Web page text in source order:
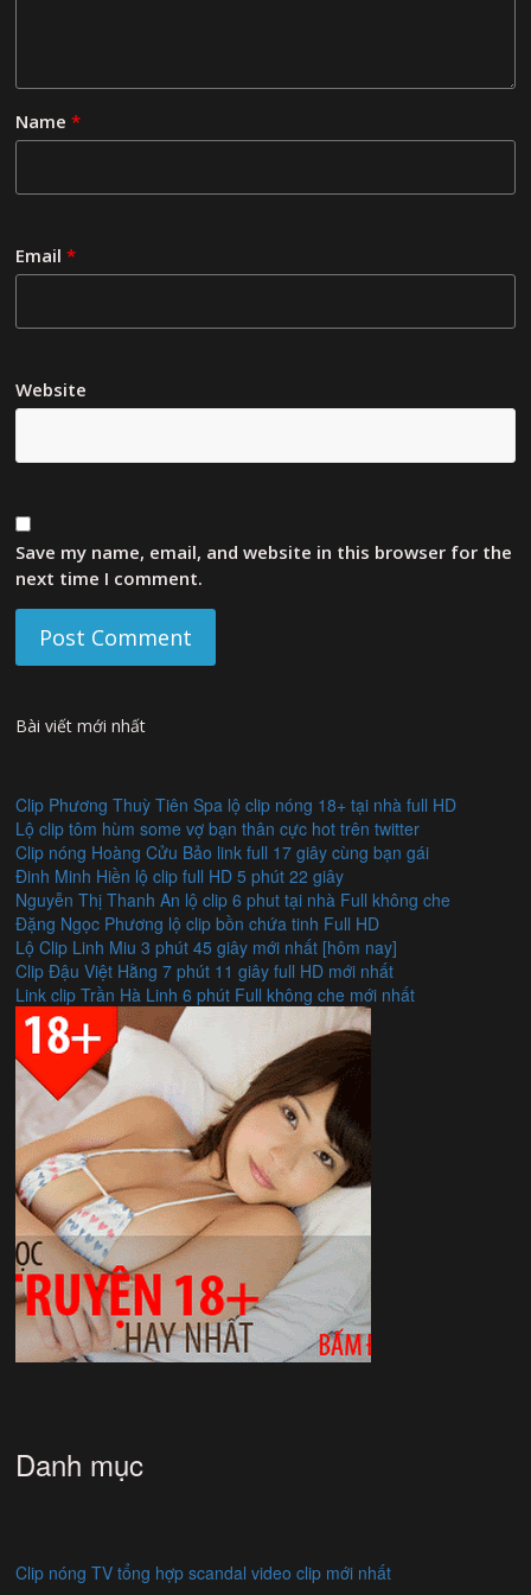
Name*
Email*
Website
Save my name, email, and website in this browser for the
next time I comment.
Bài viết mới nhất
Clip Phương Thuỳ Tiên Spa lộ clip nóng 18+ tại nhà full HD
Lộ clip tôm hùm some vợ bạn thân cực hot trên twitter
Clip nóng Hoàng Cửu Bảo link full 17 giây cùng bạn gái
Đinh Minh Hiền lộ clip full HD 5 phút 22 giây
Nguyễn Thị Thanh An lộ clip 6 phut tại nhà Full không che
Đặng Ngọc Phương lộ clip bồn chứa tinh Full HD
Lộ Clip Linh Miu 3 phút 45 giây mới nhất [hôm nay]
Clip Đậu Việt Hằng 7 phút 11 giây full HD mới nhất
Link clip Trần Hà Linh 6 phút Full không che mới nhất
Danh mục
Clip nóng TV tổng hợp scandal video clip mới nhất